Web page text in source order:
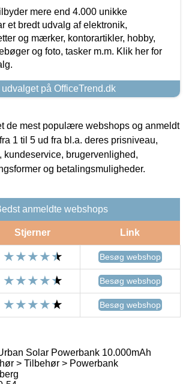
mere end 4.000 unikke
et bredt udvalg af elektronik,
og mærker, kontorartikler, hobby,
og foto, tasker m.m. Klik her for
udvalget på OfficeTrend.dk
de mest populære webshops og anmeldt
1 til 5 ud fra bl.a. deres prisniveau,
kundeservice, brugervenlighed,
og betalingsmuligheder.
anmeldte webshops
Stjerner Link
Besøg webshop
Besøg webshop
Besøg webshop
Solar Powerbank 10.000mAh
> Tilbehør > Powerbank